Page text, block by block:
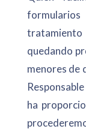
quedando
menores de
ha